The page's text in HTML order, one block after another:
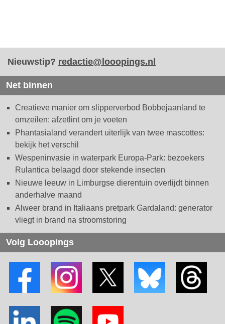
Nieuwstip? redactie@looopings.nl
Net binnen
Creatieve manier om slipperverbod Bobbejaanland te
omzeilen: afzetlint om je voeten
Phantasialand verandert uiterlijk van twee mascottes:
bekijk het verschil
Wespeninvasie in waterpark Europa-Park: bezoekers
Rulantica belaagd door stekende insecten
Nieuwe leeuw in Limburgse dierentuin overlijdt binnen
anderhalve maand
Alweer brand in Italiaans pretpark Gardaland: generator
vliegt in brand na stroomstoring
Volg Looopings